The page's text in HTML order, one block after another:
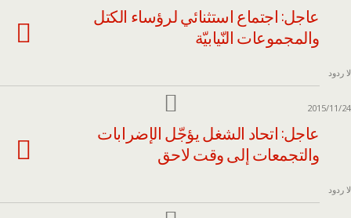
عاجل: اجتماع استثنائي لرؤساء الكتل
والمجموعات النّيابيّة
لا ردود
2015/11/24
عاجل: اتحاد الشغل يؤجّل الإضرابات
والتجمعات إلى وقت لاحق
لا ردود